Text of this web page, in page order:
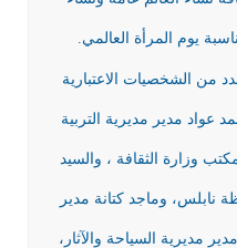
يوم المرأة العالمي.
الشخصيات الاعتبارية
عواد مدير مديرية التربية
وزارة الثقافة ، والسيد
نابلس، وماجد كتانة مدير
مديرية السياحة والآثار،